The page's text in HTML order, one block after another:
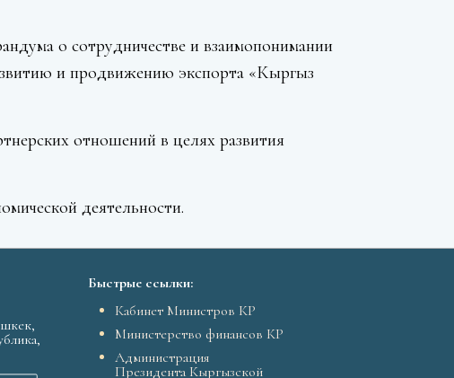
о сотрудничестве и взаимопонимании
и продвижению экспорта «Кыргыз
отношений в целях развития
деятельности.
Быстрые ссылки:
Кабинет Министров КР
Министерство финансов КР
Администрация
Президента Кыргызской